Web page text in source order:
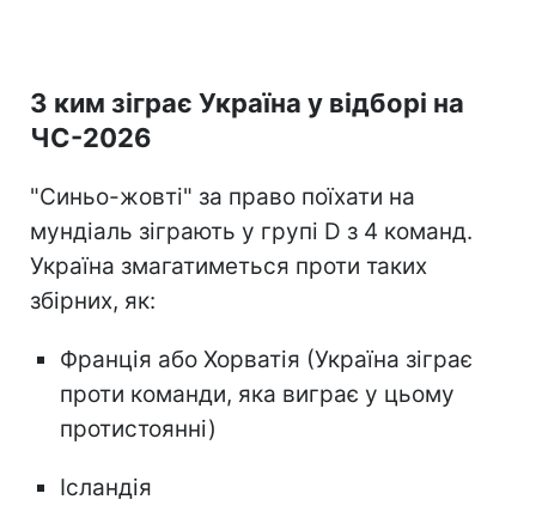
З ким зіграє Україна у відборі на
ЧС-2026
"Синьо-жовті" за право поїхати на
мундіаль зіграють у групі D з 4 команд.
Україна змагатиметься проти таких
збірних, як:
Франція або Хорватія (Україна зіграє
проти команди, яка виграє у цьому
протистоянні)
Ісландія